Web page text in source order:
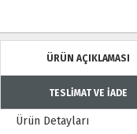
ÜRÜN AÇIKLAMASI
TESLİMAT VE İADE
Ürün Detayları